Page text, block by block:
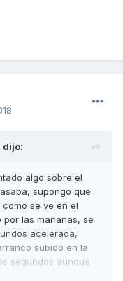
dijo:
algo sobre el
supongo que
se ve en el
las mañanas, se
acelerada,
subido en la
segundos aunque